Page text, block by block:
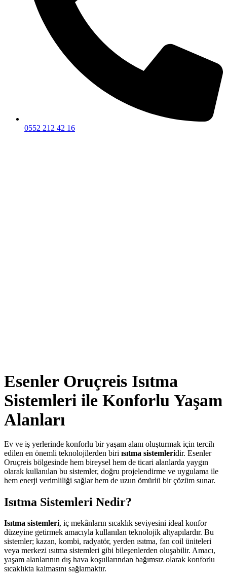
0552 212 42 16
Esenler Oruçreis Isıtma
Sistemleri ile Konforlu Yaşam
Alanları
Ev ve iş yerlerinde konforlu bir yaşam alanı oluşturmak için tercih
edilen en önemli teknolojilerden biri ısıtma sistemleridir. Esenler
Oruçreis bölgesinde hem bireysel hem de ticari alanlarda yaygın
olarak kullanılan bu sistemler, doğru projelendirme ve uygulama ile
hem enerji verimliliği sağlar hem de uzun ömürlü bir çözüm sunar.
Isıtma Sistemleri Nedir?
Isıtma sistemleri, iç mekânların sıcaklık seviyesini ideal konfor
düzeyine getirmek amacıyla kullanılan teknolojik altyapılardır. Bu
sistemler; kazan, kombi, radyatör, yerden ısıtma, fan coil üniteleri
veya merkezi ısıtma sistemleri gibi bileşenlerden oluşabilir. Amacı,
yaşam alanlarının dış hava koşullarından bağımsız olarak konforlu
sıcaklıkta kalmasını sağlamaktır.